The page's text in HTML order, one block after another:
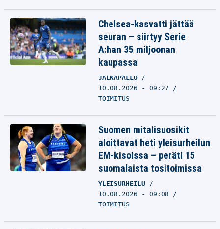
Chelsea-kasvatti jättää
seuran – siirtyy Serie
A:han 35 miljoonan
kaupassa
JALKAPALLO
10.08.2026 - 09:27
TOIMITUS
Suomen mitalisuosikit
aloittavat heti yleisurheilun
EM-kisoissa – peräti 15
suomalaista tositoimissa
YLEISURHEILU
10.08.2026 - 09:08
TOIMITUS